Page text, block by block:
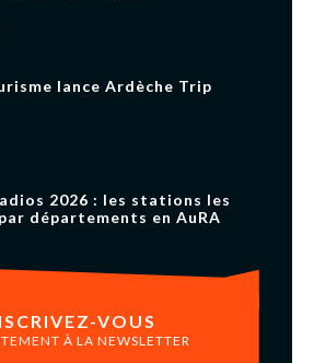
lance Ardèche Trip
2026 : les stations les
départements en AuRA
VOUS
À LA NEWSLETTER